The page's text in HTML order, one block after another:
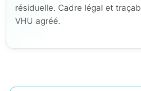
résiduelle. Cadre légal et
VHU agréé.